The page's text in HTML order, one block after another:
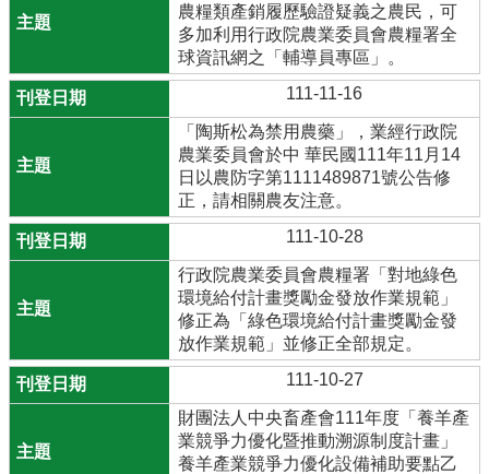
農糧類產銷履歷驗證疑義之農民，可
多加利用行政院農業委員會農糧署全
球資訊網之「輔導員專區」。
111-11-16
「陶斯松為禁用農藥」，業經行政院
農業委員會於中 華民國111年11月14
日以農防字第1111489871號公告修
正，請相關農友注意。
111-10-28
行政院農業委員會農糧署「對地綠色
環境給付計畫獎勵金發放作業規範」
修正為「綠色環境給付計畫獎勵金發
放作業規範」並修正全部規定。
111-10-27
財團法人中央畜產會111年度「養羊產
業競爭力優化暨推動溯源制度計畫」
養羊產業競爭力優化設備補助要點乙